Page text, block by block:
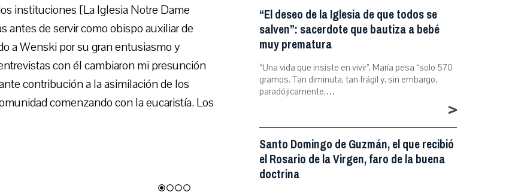
instituciones [La Iglesia Notre Dame
antes de servir como obispo auxiliar de
a Wenski por su gran entusiasmo y
con él cambiaron mi presunción
contribución a la asimilación de los
comenzando con la eucaristía. Los
“El deseo de la Iglesia de que todos se
salven”: sacerdote que bautiza a bebé
muy prematura
“Una vida que insiste en vivir”, María pesa “solo 570
gramos. Tan diminuta, tan frágil y, sin embargo,
paradójicamente,…
>
Santo Domingo de Guzmán, el que recibió
el Rosario de la Virgen, faro de la buena
doctrina